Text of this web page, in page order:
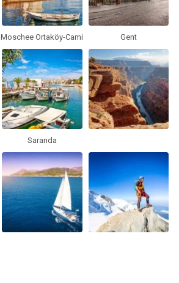
Moschee Ortaköy-Cami Gent
Saranda